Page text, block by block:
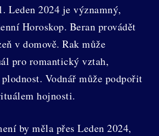
Leden 2024 je významný,
Horoskop. Beran provádět
v domově. Rak může
pro romantický vztah,
Vodnář může podpořit
hojnosti.
by měla přes Leden 2024,